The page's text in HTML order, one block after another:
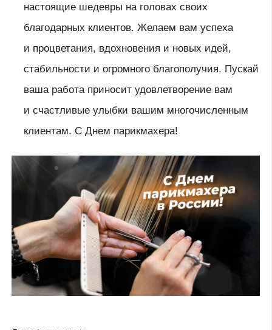
настоящие шедевры на головах своих
благодарных клиентов. Желаем вам успеха
и процветания, вдохновения и новых идей,
стабильности и огромного благополучия. Пускай
ваша работа приносит удовлетворение вам
и счастливые улыбки вашим многочисленным
клиентам. С Днем парикмахера!